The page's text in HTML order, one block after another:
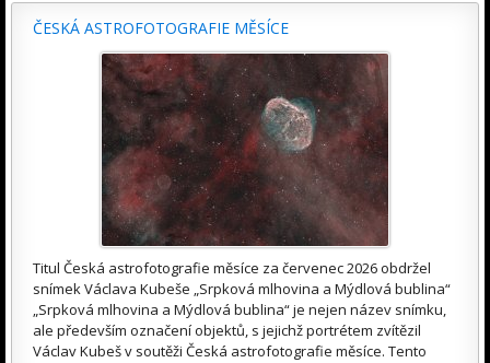
ČESKÁ ASTROFOTOGRAFIE MĚSÍCE
Titul Česká astrofotografie měsíce za červenec 2026 obdržel
snímek Václava Kubeše „Srpková mlhovina a Mýdlová bublina“
„Srpková mlhovina a Mýdlová bublina“ je nejen název snímku,
ale především označení objektů, s jejichž portrétem zvítězil
Václav Kubeš v soutěži Česká astrofotografie měsíce. Tento